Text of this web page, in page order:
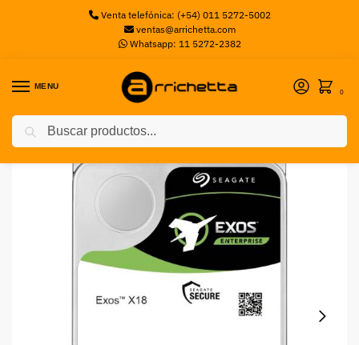
Venta telefónica: (+54) 011 5272-5002
ventas@arrichetta.com
Whatsapp: 11 5272-2382
MENU
0
Inicio Discos Mecanicos / HDD 16T SEA 3.5 EXOS X18 SEAGATE